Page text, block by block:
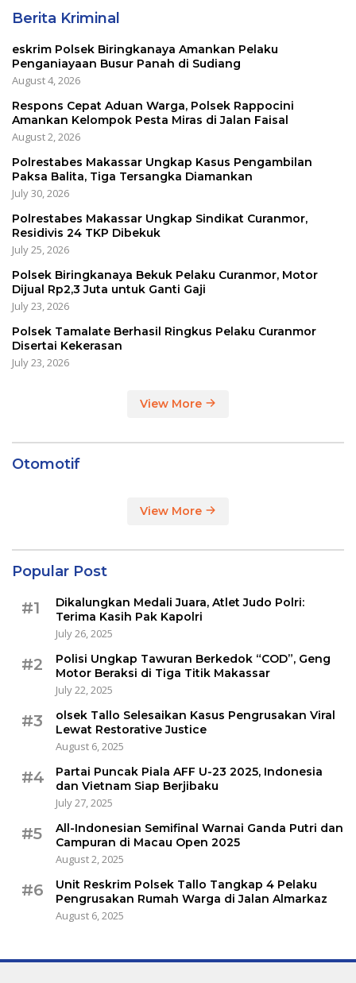
Berita Kriminal
eskrim Polsek Biringkanaya Amankan Pelaku
Penganiayaan Busur Panah di Sudiang
August 4, 2026
Respons Cepat Aduan Warga, Polsek Rappocini
Amankan Kelompok Pesta Miras di Jalan Faisal
August 2, 2026
Polrestabes Makassar Ungkap Kasus Pengambilan
Paksa Balita, Tiga Tersangka Diamankan
July 30, 2026
Polrestabes Makassar Ungkap Sindikat Curanmor,
Residivis 24 TKP Dibekuk
July 25, 2026
Polsek Biringkanaya Bekuk Pelaku Curanmor, Motor
Dijual Rp2,3 Juta untuk Ganti Gaji
July 23, 2026
Polsek Tamalate Berhasil Ringkus Pelaku Curanmor
Disertai Kekerasan
July 23, 2026
View More
Otomotif
View More
Popular Post
#1
Dikalungkan Medali Juara, Atlet Judo Polri:
Terima Kasih Pak Kapolri
July 26, 2025
#2
Polisi Ungkap Tawuran Berkedok “COD”, Geng
Motor Beraksi di Tiga Titik Makassar
July 22, 2025
#3
olsek Tallo Selesaikan Kasus Pengrusakan Viral
Lewat Restorative Justice
August 6, 2025
#4
Partai Puncak Piala AFF U-23 2025, Indonesia
dan Vietnam Siap Berjibaku
July 27, 2025
#5
All-Indonesian Semifinal Warnai Ganda Putri dan
Campuran di Macau Open 2025
August 2, 2025
#6
Unit Reskrim Polsek Tallo Tangkap 4 Pelaku
Pengrusakan Rumah Warga di Jalan Almarkaz
August 6, 2025